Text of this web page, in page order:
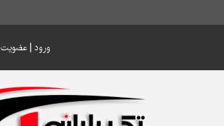
ورود |عضویت